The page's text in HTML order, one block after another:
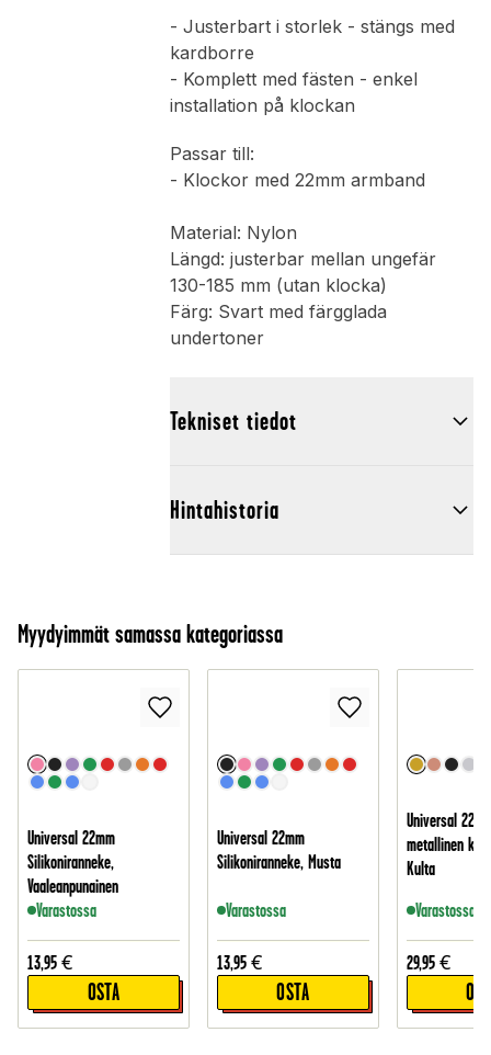
- Justerbart i storlek - stängs med
kardborre
- Komplett med fästen - enkel
installation på klockan
Passar till:
- Klockor med 22mm armband
Material: Nylon
Längd: justerbar mellan ungefär
130-185 mm (utan klocka)
Färg: Svart med färgglada
undertoner
Tekniset tiedot
Hintahistoria
Myydyimmät samassa kategoriassa
Universal 22mm
Silikoniranneke,
Vaaleanpunainen
Varastossa
13,95 €
OSTA
Universal 22mm
Silikoniranneke, Musta
Varastossa
13,95 €
OSTA
Universal
metallinen
Kulta
Varastossa
29,95 €